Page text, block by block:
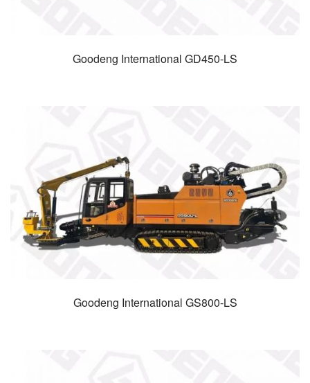
Goodeng International GD450-LS
Goodeng International GS800-LS